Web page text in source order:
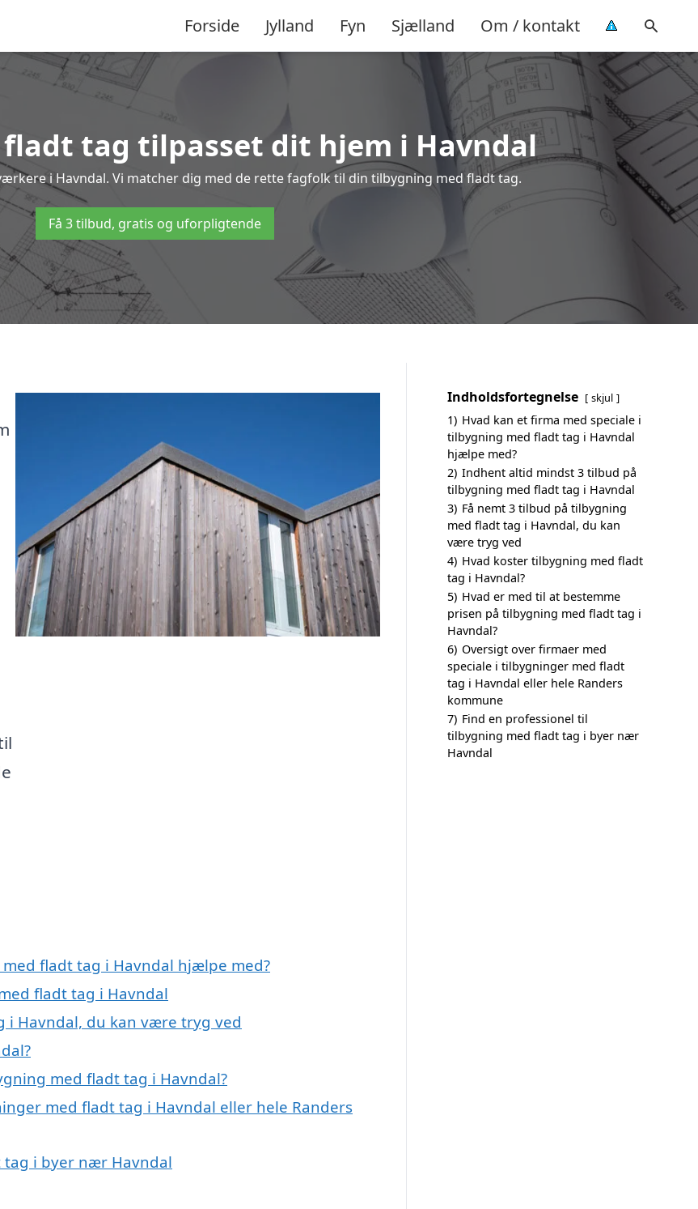
Forside Jylland Fyn Sjælland Om / kontakt
tag tilpasset dit hjem i Havndal
i Havndal. Vi matcher dig med de rette fagfolk til din tilbygning med fladt tag.
Få 3 tilbud, gratis og uforpligtende
fladt tag i Havndal hjælpe med?
fladt tag i Havndal
i Havndal, du kan være tryg ved
med fladt tag i Havndal?
med fladt tag i Havndal eller hele Randers
i byer nær Havndal
Indholdsfortegnelse skjul
1) Hvad kan et firma med speciale i
tilbygning med fladt tag i Havndal
hjælpe med?
2) Indhent altid mindst 3 tilbud på
tilbygning med fladt tag i Havndal
3) Få nemt 3 tilbud på tilbygning
med fladt tag i Havndal, du kan
være tryg ved
4) Hvad koster tilbygning med fladt
tag i Havndal?
5) Hvad er med til at bestemme
prisen på tilbygning med fladt tag i
Havndal?
6) Oversigt over firmaer med
speciale i tilbygninger med fladt
tag i Havndal eller hele Randers
kommune
7) Find en professionel til
tilbygning med fladt tag i byer nær
Havndal